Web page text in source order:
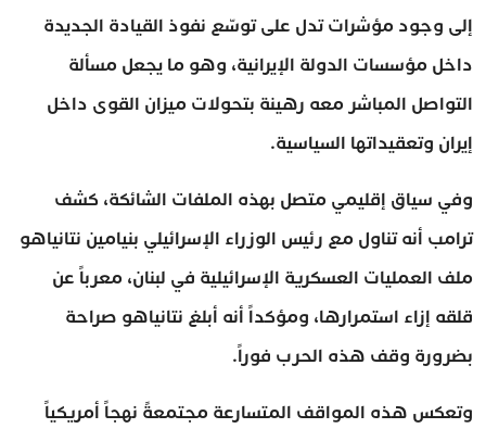
إلى وجود مؤشرات تدل على توسّع نفوذ القيادة الجديدة
داخل مؤسسات الدولة الإيرانية، وهو ما يجعل مسألة
التواصل المباشر معه رهينة بتحولات ميزان القوى داخل
إيران وتعقيداتها السياسية.
وفي سياق إقليمي متصل بهذه الملفات الشائكة، كشف
ترامب أنه تناول مع رئيس الوزراء الإسرائيلي بنيامين نتانياهو
ملف العمليات العسكرية الإسرائيلية في لبنان، معرباً عن
قلقه إزاء استمرارها، ومؤكداً أنه أبلغ نتانياهو صراحة
بضرورة وقف هذه الحرب فوراً.
وتعكس هذه المواقف المتسارعة مجتمعةً نهجاً أمريكياً